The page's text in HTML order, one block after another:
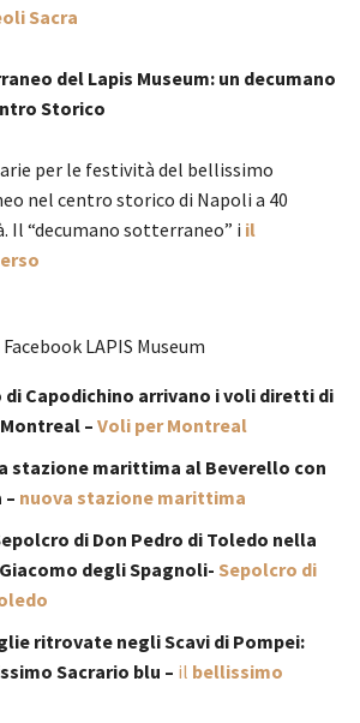
Sacra
del Lapis Museum: un decumano
Storico
per le festività del bellissimo
nel centro storico di Napoli a 40
Il “decumano sotterraneo” i il
LAPIS Museum
di Capodichino arrivano i voli diretti di
– Voli per Montreal
stazione marittima al Beverello con
nuova stazione marittima
di Don Pedro di Toledo nella
degli Spagnoli- Sepolcro di
ritrovate negli Scavi di Pompei:
Sacrario blu – il bellissimo